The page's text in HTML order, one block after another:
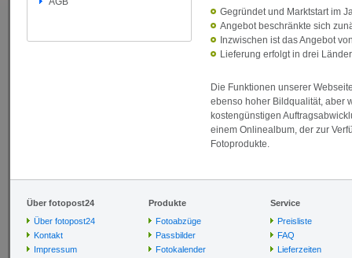
Gegründet und Marktstart im
Angebot beschränkte sich
Inzwischen ist das Angebot
Lieferung erfolgt in drei
Die Funktionen unserer
ebenso hoher Bildqualität, aber
kostengünstigen
einem Onlinealbum, der zur
Fotoprodukte.
Über fotopost24
Über fotopost24
Kontakt
Impressum
Produkte
Fotoabzüge
Passbilder
Fotokalender
Service
Preisliste
FAQ
Lieferzeiten